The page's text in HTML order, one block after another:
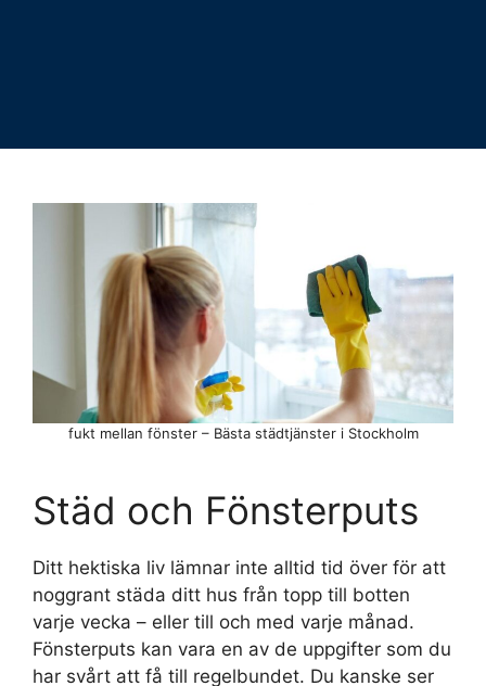
fukt mellan fönster – Bästa städtjänster i Stockholm
Städ och Fönsterputs
Ditt hektiska liv lämnar inte alltid tid över för att
noggrant städa ditt hus från topp till botten
varje vecka – eller till och med varje månad.
Fönsterputs kan vara en av de uppgifter som du
har svårt att få till regelbundet. Du kanske ser